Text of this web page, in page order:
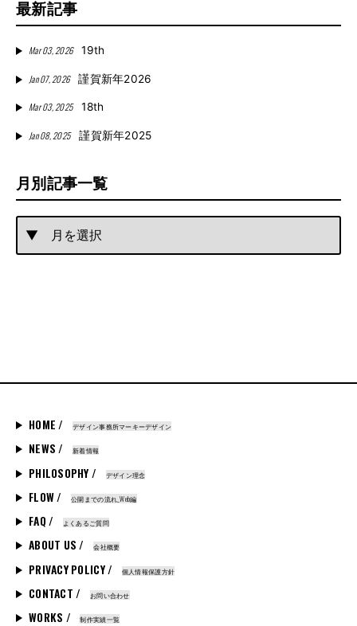
最新記事
Mar 03, 2026 19th
Jan 07, 2026 謹賀新年2026
Mar 03, 2025 18th
Jan 08, 2025 謹賀新年2025
月別記事一覧
HOME / デザイン事務所マーキーデザイン
NEWS / 新着情報
PHILOSOPHY / デザイン理念
FLOW / 公開までの流れ_Web編
FAQ / よくあるご質問
ABOUT US / 会社概要
PRIVACY POLICY / 個人情報保護方針
CONTACT / お問い合わせ
WORKS / 制作実績一覧